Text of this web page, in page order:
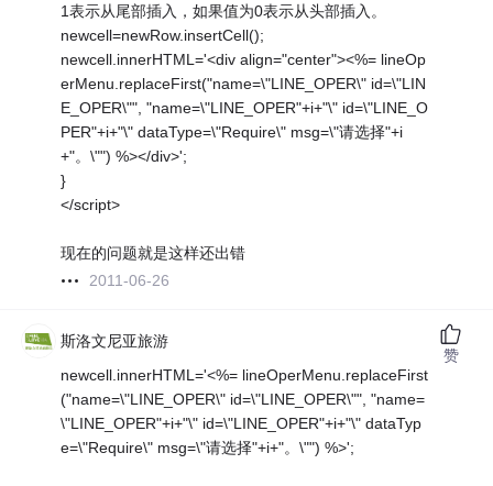
1表示从尾部插入，如果值为0表示从头部插入。
newcell=newRow.insertCell();
newcell.innerHTML='<div align="center"><%= lineOp
erMenu.replaceFirst("name=\"LINE_OPER\" id=\"LIN
E_OPER\"", "name=\"LINE_OPER"+i+"\" id=\"LINE_O
PER"+i+"\" dataType=\"Require\" msg=\"请选择"+i
+"。\"") %></div>';
}
</script>
现在的问题就是这样还出错
2011-06-26
斯洛文尼亚旅游
newcell.innerHTML='<%= lineOperMenu.replaceFirst
("name=\"LINE_OPER\" id=\"LINE_OPER\"", "name=
\"LINE_OPER"+i+"\" id=\"LINE_OPER"+i+"\" dataTyp
e=\"Require\" msg=\"请选择"+i+"。\"") %>';
赞